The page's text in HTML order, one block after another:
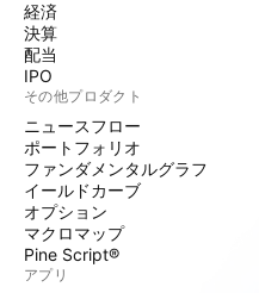
経済
決算
配当
IPO
その他プロダクト
ニュースフロー
ポートフォリオ
ファンダメンタルグラフ
イールドカーブ
オプション
マクロマップ
Pine Script®
アプリ